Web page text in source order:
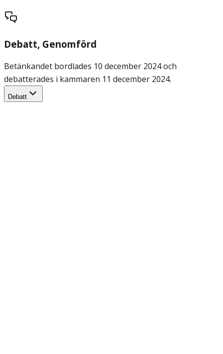
Debatt, Genomförd
Betänkandet bordlades 10 december 2024 och
debatterades i kammaren 11 december 2024.
Debatt